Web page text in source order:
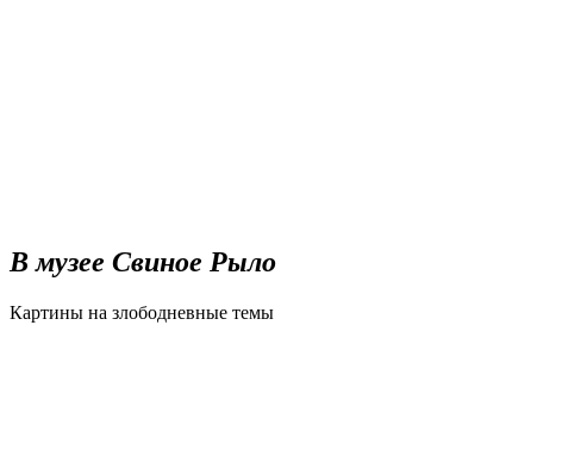
В музее Свиное Рыло
Картины на злободневные темы